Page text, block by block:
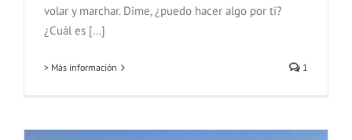
volar y marchar. Dime, ¿puedo hacer algo por ti?
¿Cuál es [...]
> Más información 1